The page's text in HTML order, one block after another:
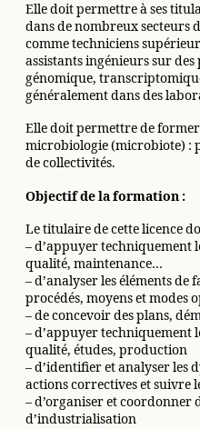
Elle doit permettre à ses
dans de nombreux secteurs
comme techniciens
assistants ingénieurs sur
génomique,
généralement dans des
Elle doit permettre de former
microbiologie (microbiote) :
de collectivités.
Objectif de la formation :
Le titulaire de cette licence
– d’appuyer techniquement
qualité, maintenance…
– d’analyser les éléments
procédés, moyens et modes
– de concevoir des plans,
– d’appuyer techniquement
qualité, études, production
– d’identifier et analyser les
actions correctives et suivre
– d’organiser et coordonner
d’industrialisation